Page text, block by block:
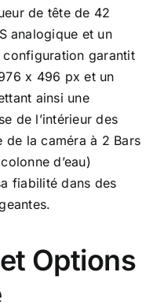
de tête de 42
analogique et un
garantit
x 496 px et un
ainsi une
de l’intérieur des
de la caméra à 2 Bars
d’eau)
fiabilité dans des
Options